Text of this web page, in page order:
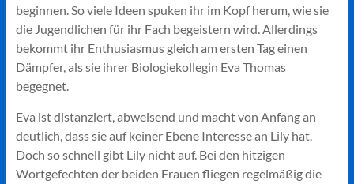
beginnen. So viele Ideen spuken ihr im Kopf herum, wie sie
die Jugendlichen für ihr Fach begeistern wird. Allerdings
bekommt ihr Enthusiasmus gleich am ersten Tag einen
Dämpfer, als sie ihrer Biologiekollegin Eva Thomas
begegnet.
Eva ist distanziert, abweisend und macht von Anfang an
deutlich, dass sie auf keiner Ebene Interesse an Lily hat.
Doch so schnell gibt Lily nicht auf. Bei den hitzigen
Wortgefechten der beiden Frauen fliegen regelmäßig die